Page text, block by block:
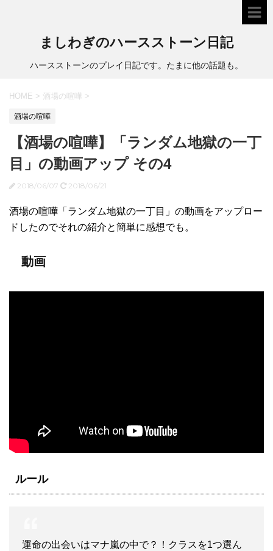
ましわぎのハースストーン日記
ハースストーンのプレイ日記です。たまに他の話題も。
HOME > 酒場の喧嘩 >
酒場の喧嘩
【酒場の喧嘩】「ランダム地獄の一丁
目」の動画アップ その4
2018/06/07 2018/06/21
酒場の喧嘩「ランダム地獄の一丁目」の動画をアップロー
ドしたのでそれの紹介と簡単に感想でも。
動画
ルール
運命の出会いはマナ嵐の中で？！クラスを1つ選ん